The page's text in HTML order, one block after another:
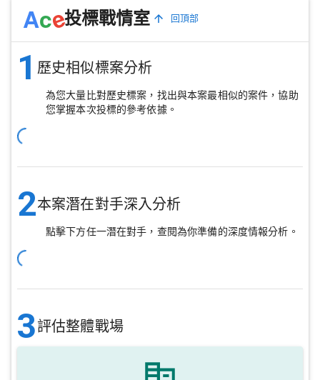
Ace投標戰情室 回頂部
1 歷史相似標案分析
為您大量比對歷史標案，找出與本案最相似的案件，協助
您掌握本次投標的參考依據。
2本案潛在對手深入分析
點擊下方任一潛在對手，查閱為你準備的深度情報分析。
3評估整體戰場